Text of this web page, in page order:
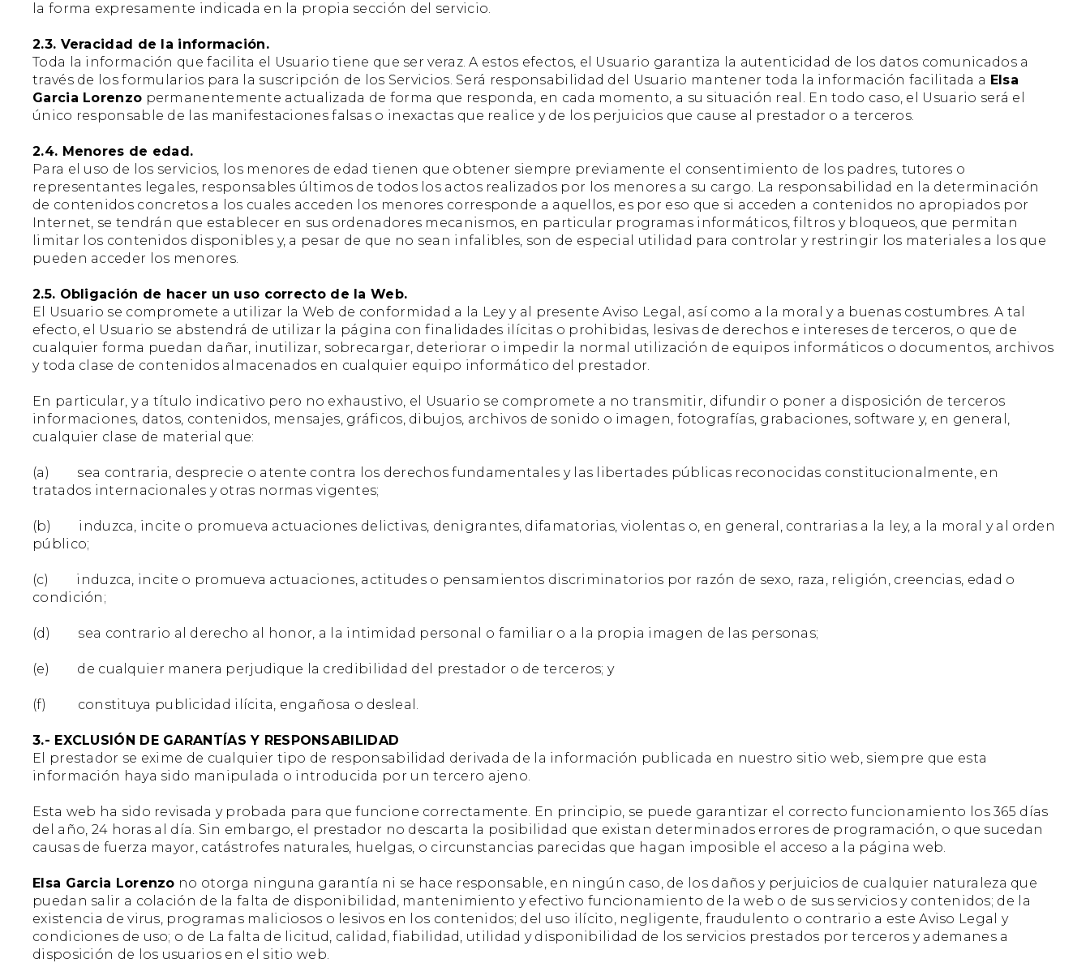
la forma expresamente indicada en la propia sección del servicio.
2.3. Veracidad de la información.
Toda la información que facilita el Usuario tiene que ser veraz. A estos efectos, el Usuario garantiza la autenticidad de los datos comunicados a
través de los formularios para la suscripción de los Servicios. Será responsabilidad del Usuario mantener toda la información facilitada a Elsa
Garcia Lorenzo permanentemente actualizada de forma que responda, en cada momento, a su situación real. En todo caso, el Usuario será el
único responsable de las manifestaciones falsas o inexactas que realice y de los perjuicios que cause al prestador o a terceros.
2.4. Menores de edad.
Para el uso de los servicios, los menores de edad tienen que obtener siempre previamente el consentimiento de los padres, tutores o
representantes legales, responsables últimos de todos los actos realizados por los menores a su cargo. La responsabilidad en la determinación
de contenidos concretos a los cuales acceden los menores corresponde a aquellos, es por eso que si acceden a contenidos no apropiados por
Internet, se tendrán que establecer en sus ordenadores mecanismos, en particular programas informáticos, filtros y bloqueos, que permitan
limitar los contenidos disponibles y, a pesar de que no sean infalibles, son de especial utilidad para controlar y restringir los materiales a los que
pueden acceder los menores.
2.5. Obligación de hacer un uso correcto de la Web.
El Usuario se compromete a utilizar la Web de conformidad a la Ley y al presente Aviso Legal, así como a la moral y a buenas costumbres. A tal
efecto, el Usuario se abstendrá de utilizar la página con finalidades ilícitas o prohibidas, lesivas de derechos e intereses de terceros, o que de
cualquier forma puedan dañar, inutilizar, sobrecargar, deteriorar o impedir la normal utilización de equipos informáticos o documentos, archivos
y toda clase de contenidos almacenados en cualquier equipo informático del prestador.
En particular, y a título indicativo pero no exhaustivo, el Usuario se compromete a no transmitir, difundir o poner a disposición de terceros
informaciones, datos, contenidos, mensajes, gráficos, dibujos, archivos de sonido o imagen, fotografías, grabaciones, software y, en general,
cualquier clase de material que:
(a) sea contraria, desprecie o atente contra los derechos fundamentales y las libertades públicas reconocidas constitucionalmente, en
tratados internacionales y otras normas vigentes;
(b) induzca, incite o promueva actuaciones delictivas, denigrantes, difamatorias, violentas o, en general, contrarias a la ley, a la moral y al orden
público;
(c) induzca, incite o promueva actuaciones, actitudes o pensamientos discriminatorios por razón de sexo, raza, religión, creencias, edad o
condición;
(d) sea contrario al derecho al honor, a la intimidad personal o familiar o a la propia imagen de las personas;
(e) de cualquier manera perjudique la credibilidad del prestador o de terceros; y
(f) constituya publicidad ilícita, engañosa o desleal.
3.- EXCLUSIÓN DE GARANTÍAS Y RESPONSABILIDAD
El prestador se exime de cualquier tipo de responsabilidad derivada de la información publicada en nuestro sitio web, siempre que esta
información haya sido manipulada o introducida por un tercero ajeno.
Esta web ha sido revisada y probada para que funcione correctamente. En principio, se puede garantizar el correcto funcionamiento los 365 días
del año, 24 horas al día. Sin embargo, el prestador no descarta la posibilidad que existan determinados errores de programación, o que sucedan
causas de fuerza mayor, catástrofes naturales, huelgas, o circunstancias parecidas que hagan imposible el acceso a la página web.
Elsa Garcia Lorenzo no otorga ninguna garantía ni se hace responsable, en ningún caso, de los daños y perjuicios de cualquier naturaleza que
puedan salir a colación de la falta de disponibilidad, mantenimiento y efectivo funcionamiento de la web o de sus servicios y contenidos; de la
existencia de virus, programas maliciosos o lesivos en los contenidos; del uso ilícito, negligente, fraudulento o contrario a este Aviso Legal y
condiciones de uso; o de La falta de licitud, calidad, fiabilidad, utilidad y disponibilidad de los servicios prestados por terceros y ademanes a
disposición de los usuarios en el sitio web.